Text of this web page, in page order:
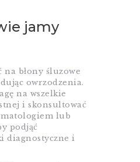
jamy
na błony śluzowe
owrzodzenia.
na wszelkie
i skonsultować
lub
podjąć
diagnostyczne i